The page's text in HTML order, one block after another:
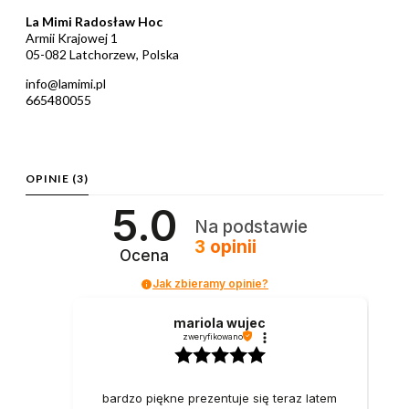
La Mimi Radosław Hoc
Armii Krajowej 1
05-082 Latchorzew, Polska
info@lamimi.pl
665480055
OPINIE (3)
5.0
Ocena
Na podstawie
3 opinii
Jak zbieramy opinie?
mariola wujec
zweryfikowano
bardzo piękne prezentuje się teraz latem